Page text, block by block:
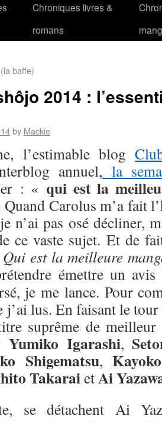
Chroniques livres &
romans
baffe)
2014 :
by Mackie
l’estimable blog
annuel, la
: « qui est la
Quand Carolus m’a fait
n’ai pas osé décliner,
ce vaste sujet. Et de
Qui est la meilleure
émettre un
je me lance. Pour
j’ai lus. En faisant le tour
suprême de
:Yumiko Igarashi,
Shigematsu,Kayoko
TakaraietAi
se détachent Ai